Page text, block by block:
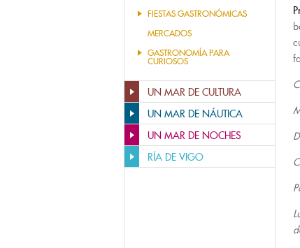
FIESTAS GASTRONÓMICAS
MERCADOS
GASTRONOMÍA PARA
CURIOSOS
UN MAR DE CULTURA
UN MAR DE NÁUTICA
UN MAR DE NOCHES
RÍA DE VIGO